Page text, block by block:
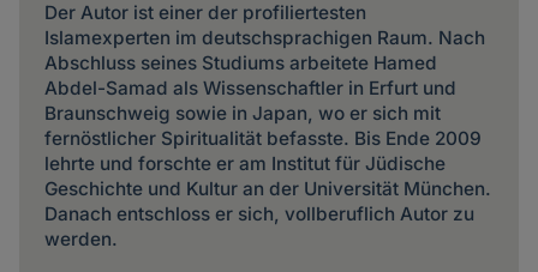
Der Autor ist einer der profiliertesten
Islamexperten im deutschsprachigen Raum. Nach
Abschluss seines Studiums arbeitete Hamed
Abdel-Samad als Wissenschaftler in Erfurt und
Braunschweig sowie in Japan, wo er sich mit
fernöstlicher Spiritualität befasste. Bis Ende 2009
lehrte und forschte er am Institut für Jüdische
Geschichte und Kultur an der Universität München.
Danach entschloss er sich, vollberuflich Autor zu
werden.